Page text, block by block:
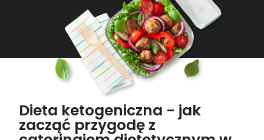
Dieta ketogeniczna - jak
zacząć przygodę z